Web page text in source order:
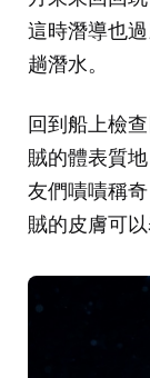
這時潛導也
趟潛水。
回到船上檢
賊的體表質
友們嘖嘖稱
賊的皮膚可以